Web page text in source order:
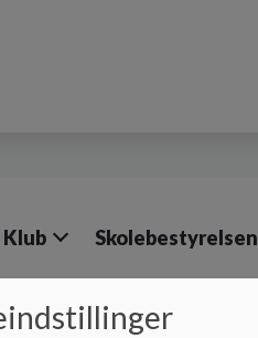
Klub Skolebestyrelsen